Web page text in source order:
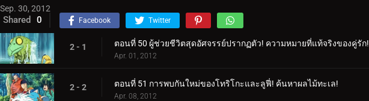
Sep. 30, 2012
Shared 0 Facebook Twitter
2 - 1 ตอนที่ 50 ผู้ช่วยชีวิตสุดอัศจรรย์ปรากฏตัว! ความหมายที่แท้จริงของคู่รัก!
Apr. 01, 2012
2 - 2 ตอนที่ 51 การพบกันใหม่ของโทริโกะและลูฟี่! ค้นหาผลไม้ทะเล!
Apr. 08, 2012